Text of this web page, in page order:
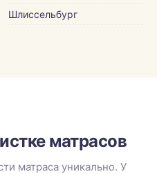
Шлиссельбург
матрасов
матраса уникально. У